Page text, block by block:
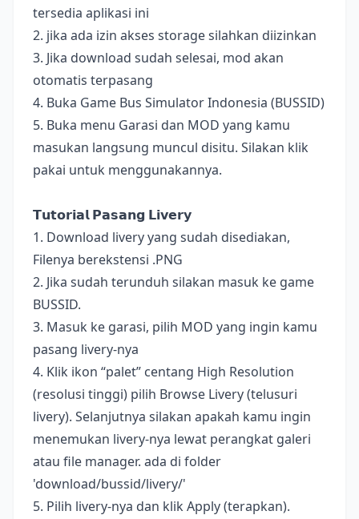
tersedia aplikasi ini
2. jika ada izin akses storage silahkan diizinkan
3. Jika download sudah selesai, mod akan
otomatis terpasang
4. Buka Game Bus Simulator Indonesia (BUSSID)
5. Buka menu Garasi dan MOD yang kamu
masukan langsung muncul disitu. Silakan klik
pakai untuk menggunakannya.
𝗧𝘂𝘁𝗼𝗿𝗶𝗮𝗹 𝗣𝗮𝘀𝗮𝗻𝗴 𝗟𝗶𝘃𝗲𝗿𝘆
1. Download livery yang sudah disediakan,
Filenya berekstensi .PNG
2. Jika sudah terunduh silakan masuk ke game
BUSSID.
3. Masuk ke garasi, pilih MOD yang ingin kamu
pasang livery-nya
4. Klik ikon “palet” centang High Resolution
(resolusi tinggi) pilih Browse Livery (telusuri
livery). Selanjutnya silakan apakah kamu ingin
menemukan livery-nya lewat perangkat galeri
atau file manager. ada di folder
'download/bussid/livery/'
5. Pilih livery-nya dan klik Apply (terapkan).